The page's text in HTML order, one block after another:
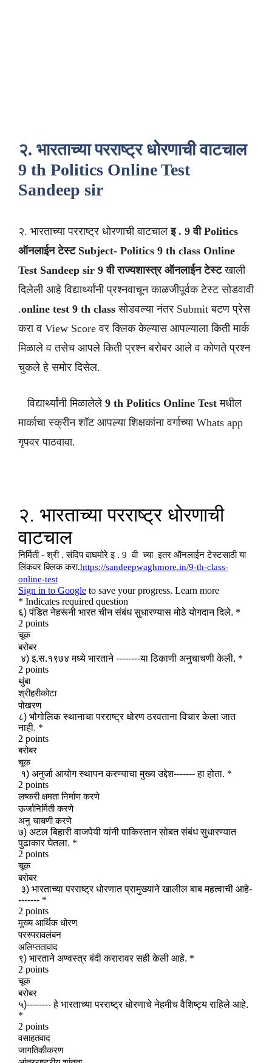
२. भारताच्या परराष्ट्र धोरणाची वाटचाल
9 th Politics Online Test
Sandeep sir
२. भारताच्या परराष्ट्र धोरणाची वाटचालइ . 9 वी Politics
ऑनलाईन टेस्ट Subject- Politics 9 th class Online
Test Sandeep sir 9 वी राज्यशास्त्र ऑनलाईन टेस्टखाली
दिलेली आहे विद्यार्थ्यांनी प्रश्नवाचून काळजीपूर्वक टेस्ट सोडवावी
.online test 9 th class सोडवल्या नंतर Submit बटण प्रेस
करा व View Score वर क्लिक केल्यास आपल्याला किती मार्क
मिळाले व तसेच आपले किती प्रश्न बरोबर आले व कोणते प्रश्न
चुकले हे समोर दिसेल.
विद्यार्थ्यांनी मिळालेले 9 th Politics Online Test मधील
मार्काचा स्क्रीन शॉट आपल्या शिक्षकांना वर्गाच्या Whats app
गृपवर पाठवावा.